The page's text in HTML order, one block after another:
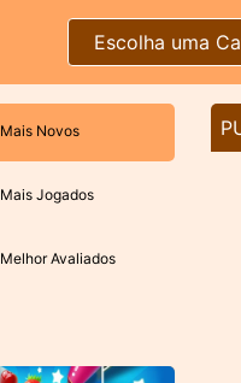
Escolha uma
Mais Novos
Mais Jogados
Melhor Avaliados